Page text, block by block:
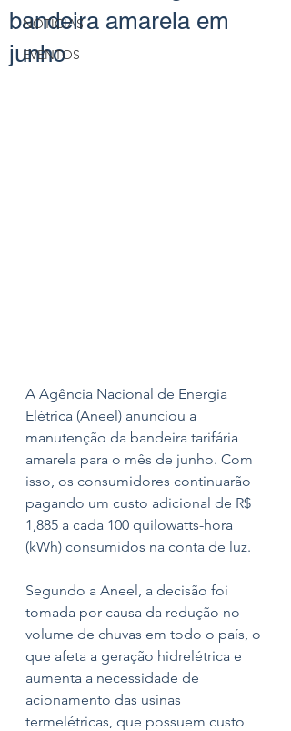
NOTÍCIAS
EVENTOS
bandeira amarela em
junho
A Agência Nacional de Energia
Elétrica (Aneel) anunciou a
manutenção da bandeira tarifária
amarela para o mês de junho. Com
isso, os consumidores continuarão
pagando um custo adicional de R$
1,885 a cada 100 quilowatts-hora
(kWh) consumidos na conta de luz.
Segundo a Aneel, a decisão foi
tomada por causa da redução no
volume de chuvas em todo o país, o
que afeta a geração hidrelétrica e
aumenta a necessidade de
acionamento das usinas
termelétricas, que possuem custo